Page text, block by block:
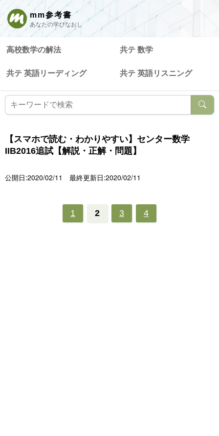
mm参考書
あなたの学びなおし
高校数学の解法 共テ 数学
共テ 英語リーディング 共テ 英語リスニング
【スマホで読む・わかりやすい】センター数学
IIB2016追試【解説・正解・問題】
公開日:2020/02/11 最終更新日:2020/02/11
1 2 3 4